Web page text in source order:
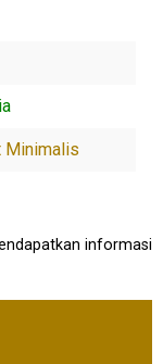
Minimalis
informasi